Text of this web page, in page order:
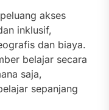
akses
inklusif,
dan biaya.
belajar secara
saja,
sepanjang